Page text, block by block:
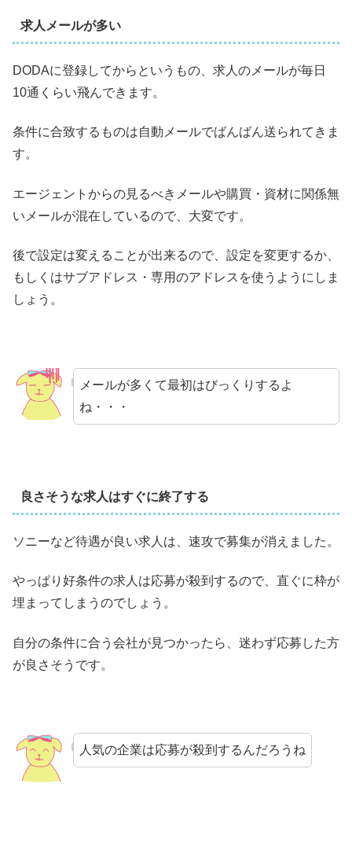
求人メールが多い
DODAに登録してからというもの、求人のメールが毎日
10通くらい飛んできます。
条件に合致するものは自動メールでばんばん送られてきま
す。
エージェントからの見るべきメールや購買・資材に関係無
いメールが混在しているので、大変です。
後で設定は変えることが出来るので、設定を変更するか、
もしくはサブアドレス・専用のアドレスを使うようにしま
しょう。
メールが多くて最初はびっくりするよ
ね・・・
良さそうな求人はすぐに終了する
ソニーなど待遇が良い求人は、速攻で募集が消えました。
やっぱり好条件の求人は応募が殺到するので、直ぐに枠が
埋まってしまうのでしょう。
自分の条件に合う会社が見つかったら、迷わず応募した方
が良さそうです。
人気の企業は応募が殺到するんだろうね